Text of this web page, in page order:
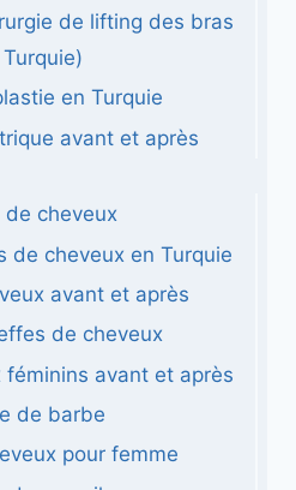
de lifting des bras
en Turquie
avant et après
de cheveux
de cheveux en Turquie
avant et après
de cheveux
avant et après
de barbe
pour femme